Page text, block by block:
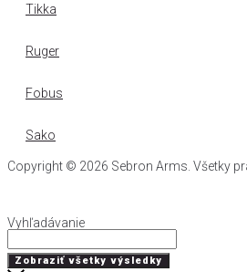
Tikka
Ruger
Fobus
Sako
Copyright © 2026 Sebron Arms. Všetky
Vyhľadávanie
...Zobraziť všetky výsledky